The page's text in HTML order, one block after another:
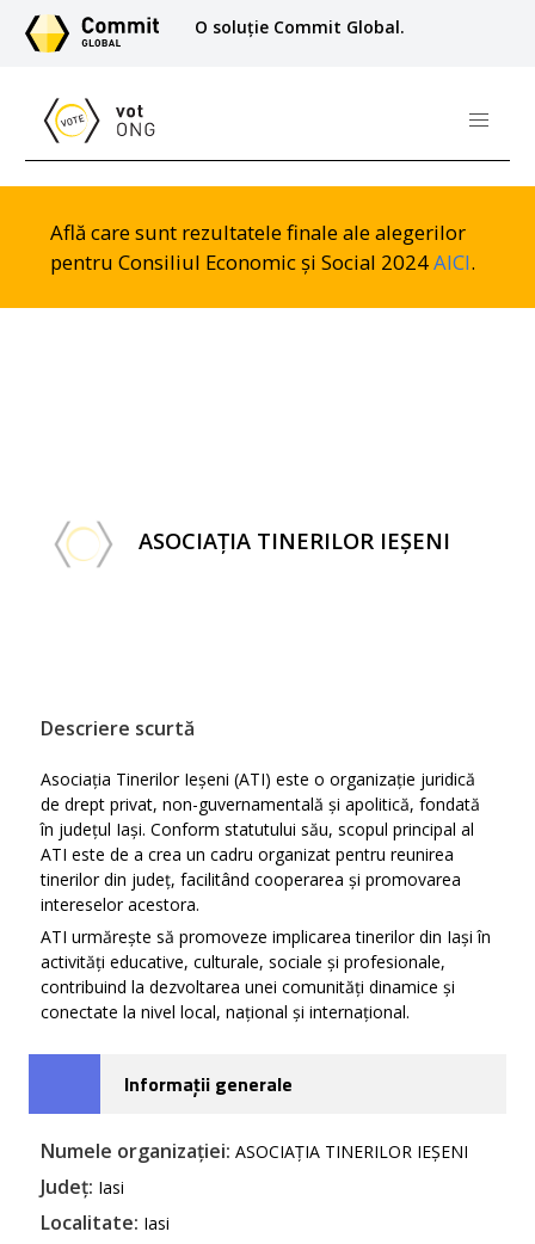
O soluție Commit Global.
Află care sunt rezultatele finale ale alegerilor
pentru Consiliul Economic și Social 2024AICI.
ASOCIAȚIA TINERILOR IEȘENI
Descriere scurtă
Asociația Tinerilor Ieșeni (ATI) este o organizație juridică
de drept privat, non-guvernamentală și apolitică, fondată
în județul Iași. Conform statutului său, scopul principal al
ATI este de a crea un cadru organizat pentru reunirea
tinerilor din județ, facilitând cooperarea și promovarea
intereselor acestora.
ATI urmărește să promoveze implicarea tinerilor din Iași în
activități educative, culturale, sociale și profesionale,
contribuind la dezvoltarea unei comunități dinamice și
conectate la nivel local, național și internațional.
Informații generale
Numele organizației: ASOCIAȚIA TINERILOR IEȘENI
Județ: Iasi
Localitate: Iasi